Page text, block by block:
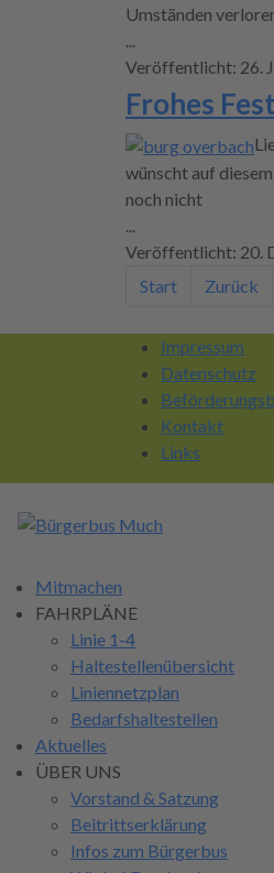
Umständen
...
Veröffentlicht: 26.
Frohes
wünscht auf
noch nicht
Veröffentlicht: 20.
Start
Zurück
Impressum
Datenschutz
Kontakt
Links
Mitmachen
FAHRPLÄNE
Linie 1-4
Haltestellenübersicht
Liniennetzplan
Bedarfshaltestellen
Aktuelles
ÜBER UNS
Vorstand & Satzung
Beitrittserklärung
Infos zum Bürgerbus